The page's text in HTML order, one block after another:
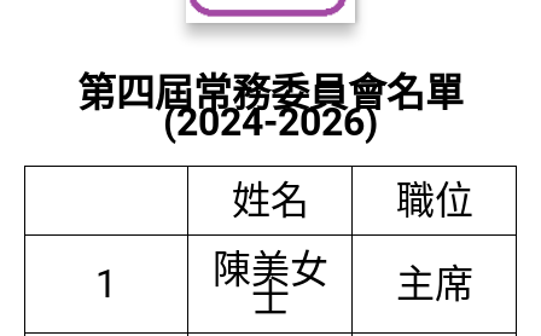
第四屆常務委員會名單
(2024-2026)
姓名
職位
1
陳美女
士 主席